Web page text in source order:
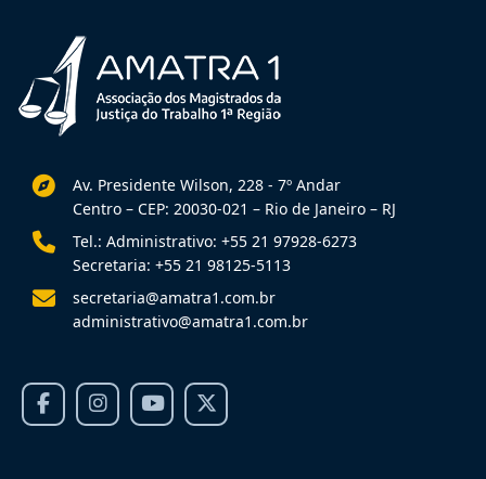
Av. Presidente Wilson, 228 - 7º Andar
Centro – CEP: 20030-021 – Rio de Janeiro – RJ
Tel.: Administrativo: +55 21 97928-6273
Secretaria: +55 21 98125-5113
secretaria@amatra1.com.br
administrativo@amatra1.com.br